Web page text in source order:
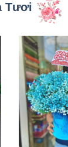
Tươi